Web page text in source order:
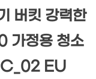
버킷 강력한
가정용 청소
EU